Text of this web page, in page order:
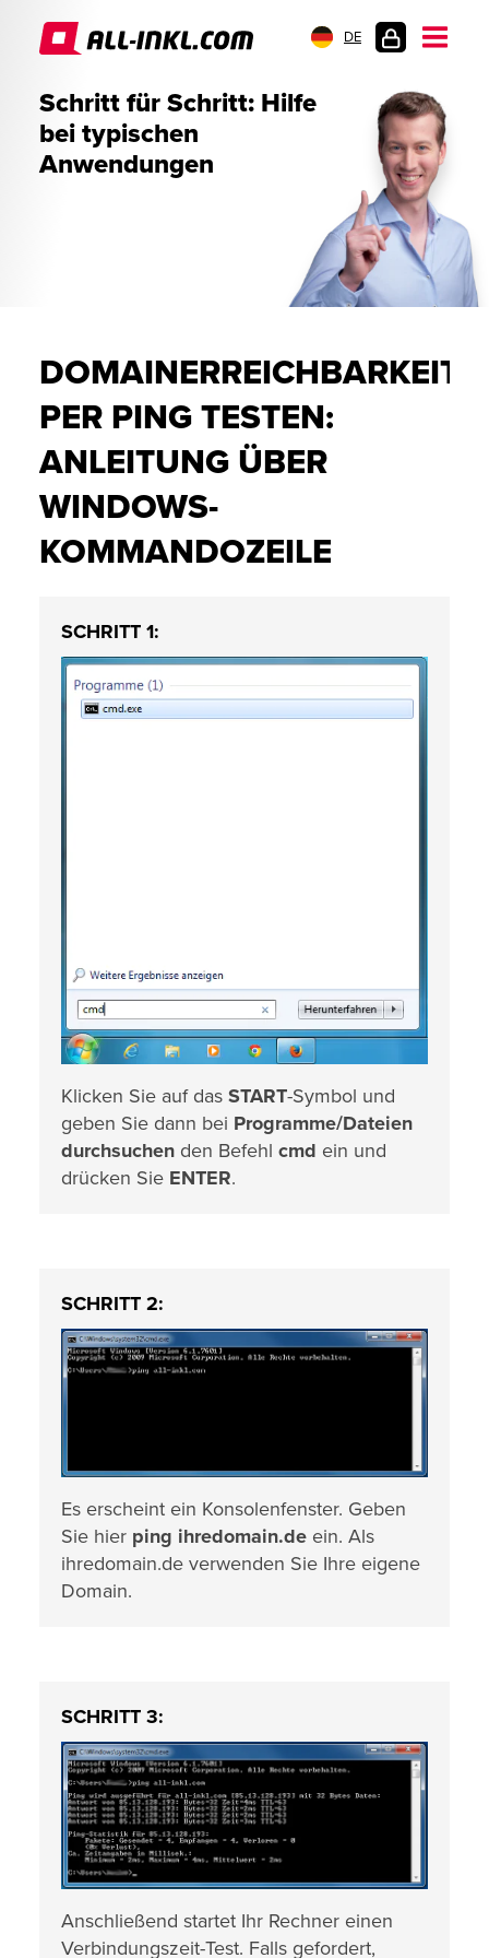
DE
Schritt für Schritt: Hilfe
bei typischen
Anwendungen
DOMAINERREICHBARKEIT
PER PING TESTEN:
ANLEITUNG ÜBER
WINDOWS-
KOMMANDOZEILE
SCHRITT 1:
Klicken Sie auf das START-Symbol und
geben Sie dann bei Programme/Dateien
durchsuchen den Befehl cmd ein und
drücken Sie ENTER.
SCHRITT 2:
Es erscheint ein Konsolenfenster. Geben
Sie hier ping ihredomain.de ein. Als
ihredomain.de verwenden Sie Ihre eigene
Domain.
SCHRITT 3:
Anschließend startet Ihr Rechner einen
Verbindungszeit-Test. Falls gefordert,